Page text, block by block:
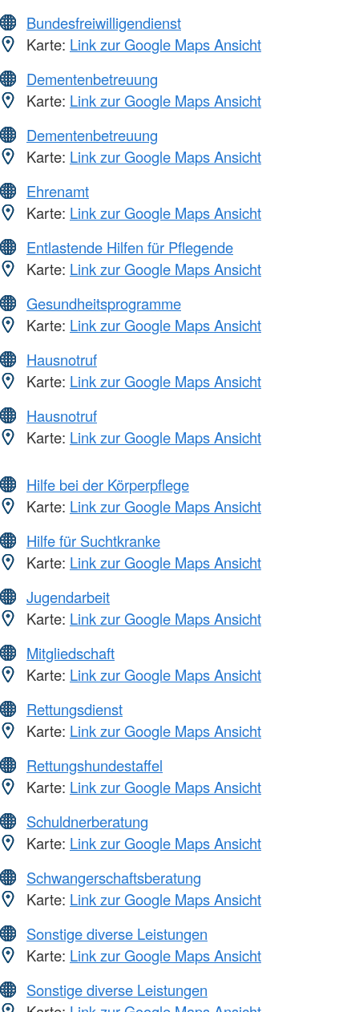
Bundesfreiwilligendienst
Karte: Link zur Google Maps Ansicht
Dementenbetreuung
Karte: Link zur Google Maps Ansicht
Dementenbetreuung
Karte: Link zur Google Maps Ansicht
Ehrenamt
Karte: Link zur Google Maps Ansicht
Entlastende Hilfen für Pflegende
Karte: Link zur Google Maps Ansicht
Gesundheitsprogramme
Karte: Link zur Google Maps Ansicht
Hausnotruf
Karte: Link zur Google Maps Ansicht
Hausnotruf
Karte: Link zur Google Maps Ansicht
Hilfe bei der Körperpflege
Karte: Link zur Google Maps Ansicht
Hilfe für Suchtkranke
Karte: Link zur Google Maps Ansicht
Jugendarbeit
Karte: Link zur Google Maps Ansicht
Mitgliedschaft
Karte: Link zur Google Maps Ansicht
Rettungsdienst
Karte: Link zur Google Maps Ansicht
Rettungshundestaffel
Karte: Link zur Google Maps Ansicht
Schuldnerberatung
Karte: Link zur Google Maps Ansicht
Schwangerschaftsberatung
Karte: Link zur Google Maps Ansicht
Sonstige diverse Leistungen
Karte: Link zur Google Maps Ansicht
Sonstige diverse Leistungen